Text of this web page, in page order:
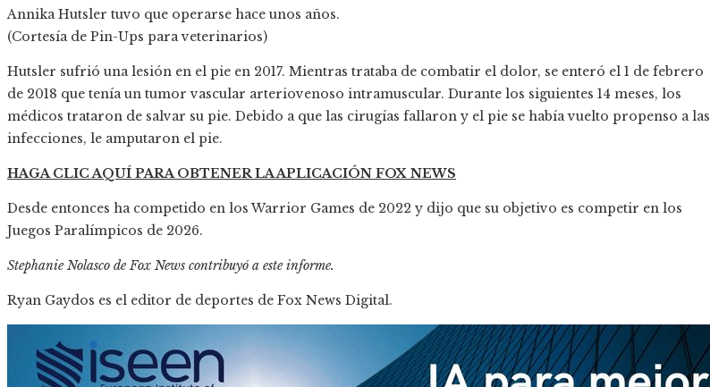
Annika Hutsler tuvo que operarse hace unos años.
(Cortesía de Pin-Ups para veterinarios)
Hutsler sufrió una lesión en el pie en 2017. Mientras trataba de combatir el dolor, se enteró el 1 de febrero
de 2018 que tenía un tumor vascular arteriovenoso intramuscular. Durante los siguientes 14 meses, los
médicos trataron de salvar su pie. Debido a que las cirugías fallaron y el pie se había vuelto propenso a las
infecciones, le amputaron el pie.
HAGA CLIC AQUÍ PARA OBTENER LA APLICACIÓN FOX NEWS
Desde entonces ha competido en los Warrior Games de 2022 y dijo que su objetivo es competir en los
Juegos Paralímpicos de 2026.
Stephanie Nolasco de Fox News contribuyó a este informe.
Ryan Gaydos es el editor de deportes de Fox News Digital.